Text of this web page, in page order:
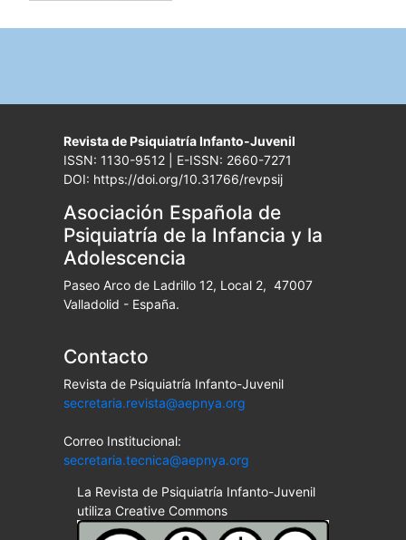
Revista de Psiquiatría Infanto-Juvenil
ISSN: 1130-9512 | E-ISSN: 2660-7271
DOI: https://doi.org/10.31766/revpsij
Asociación Española de
Psiquiatría de la Infancia y la
Adolescencia
Paseo Arco de Ladrillo 12, Local 2, 47007
Valladolid - España.
Contacto
Revista de Psiquiatría Infanto-Juvenil
secretaria.revista@aepnya.org
Correo Institucional:
secretaria.tecnica@aepnya.org
La Revista de Psiquiatría Infanto-Juvenil
utiliza Creative Commons